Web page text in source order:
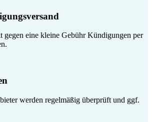
gegen eine kleine Gebühr Kündigungen per
werden regelmäßig überprüft und ggf.